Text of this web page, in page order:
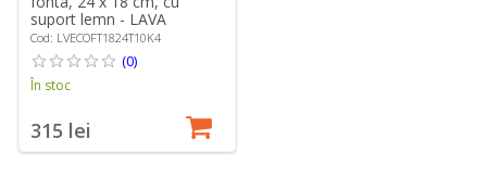
suport lemn - LAVA
Cod: LVECOFT1824T10K4
(0)
În stoc
315 lei